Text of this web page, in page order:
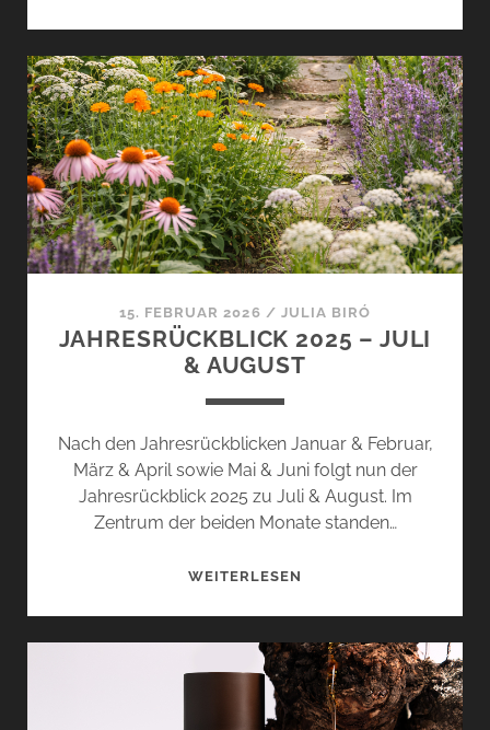
NEW
NOTES
–
ALLES
AUF
GELB
15. FEBRUAR 2026 / JULIA BIRÓ
JAHRESRÜCKBLICK 2025 – JULI
& AUGUST
Nach den Jahresrückblicken Januar & Februar,
März & April sowie Mai & Juni folgt nun der
Jahresrückblick 2025 zu Juli & August. Im
Zentrum der beiden Monate standen…
WEITERLESEN
JULI
&
AUGUST